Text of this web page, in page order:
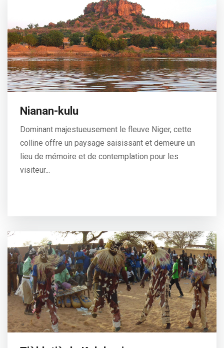
Nianan-kulu
Dominant majestueusement le fleuve Niger, cette
colline offre un paysage saisissant et demeure un
lieu de mémoire et de contemplation pour les
visiteur...